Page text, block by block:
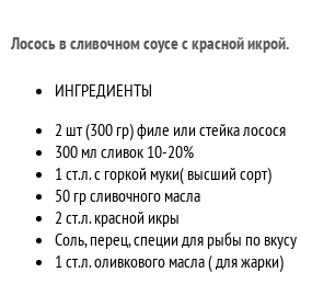
Лосось в сливочном соусе с красной икрой.
ИНГРЕДИЕНТЫ
2 шт (300 гр) филе или стейка лосося
300 мл сливок 10-20%
1 ст.л. с горкой муки( высший сорт)
50 гр сливочного масла
2 ст.л. красной икры
Соль, перец, специи для рыбы по вкусу
1 ст.л. оливкового масла ( для жарки)